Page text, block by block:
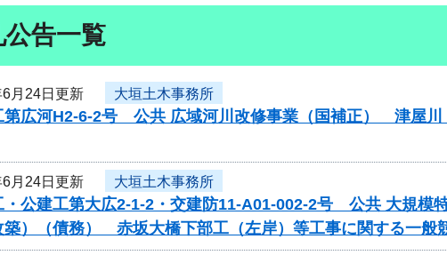
公告一覧
月24日更新 大垣土木事務所
第広河H2-6-2号 公共 広域河川改修事業（国補正） 津屋
月24日更新 大垣土木事務所
・公建工第大広2-1-2・交建防11-A01-002-2号 公共 大規模
築）（債務） 赤坂大橋下部工（左岸）等工事に関する一般